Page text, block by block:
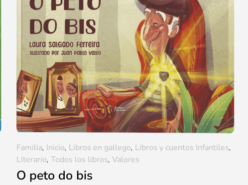
O peto do bis
Familia, Inicio, Libros en gallego, Libros y cuentos Infantiles,
Literario, Todos los libros, Valores